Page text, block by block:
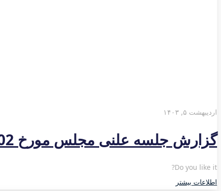
اردیبهشت ۵, ۱۴۰۳
گزارش جلسه علنی مجلس مورخ 1403/02/02
Do you like it?
اطلاعات بیشتر